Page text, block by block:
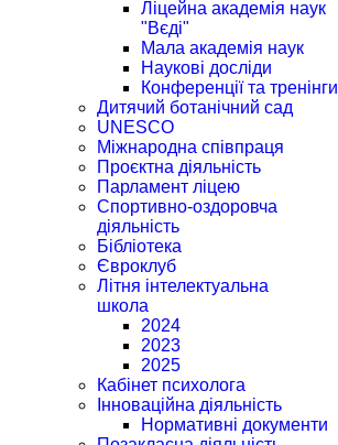
Ліцейна академія наук
"Вєді"
Мала академія наук
Наукові досліди
Конференції та тренінги
Дитячий ботанічний сад
UNESCO
Міжнародна співпраця
Проєктна діяльність
Парламент ліцею
Спортивно-оздоровча
діяльність
Бібліотека
Євроклуб
Літня інтелектуальна
школа
2024
2023
2025
Кабінет психолога
Інноваційна діяльність
Нормативні документи